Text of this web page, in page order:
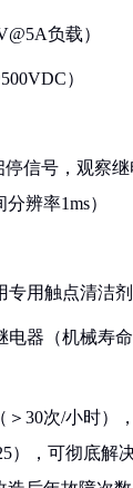
负载）
）
信号，观察
辨率1ms）
用触点清洁剂
电器（机械寿
30次/小时）
），可彻底解